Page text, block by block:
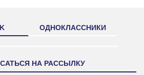
ОДНОКЛАССНИКИ
НА РАССЫЛКУ